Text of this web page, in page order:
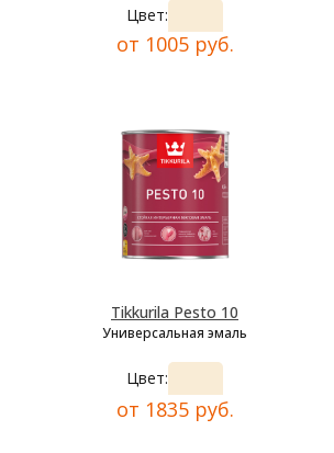
Цвет:
от 1005 руб.
Tikkurila Pesto 10
Универсальная эмаль
Цвет:
от 1835 руб.